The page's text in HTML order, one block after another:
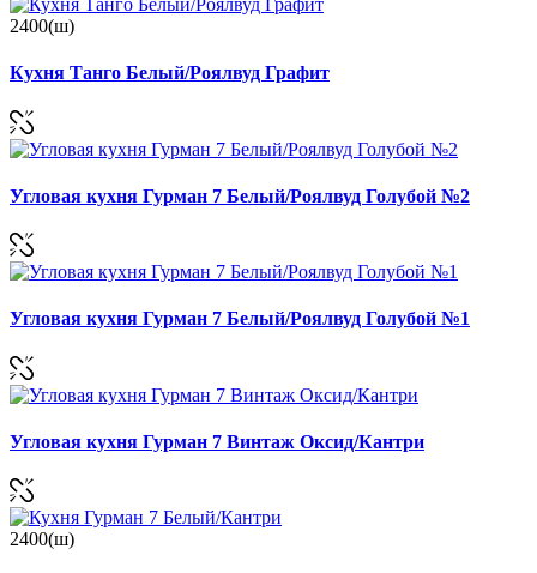
2400(ш)
Кухня Танго Белый/Роялвуд Графит
Угловая кухня Гурман 7 Белый/Роялвуд Голубой №2
Угловая кухня Гурман 7 Белый/Роялвуд Голубой №1
Угловая кухня Гурман 7 Винтаж Оксид/Кантри
2400(ш)